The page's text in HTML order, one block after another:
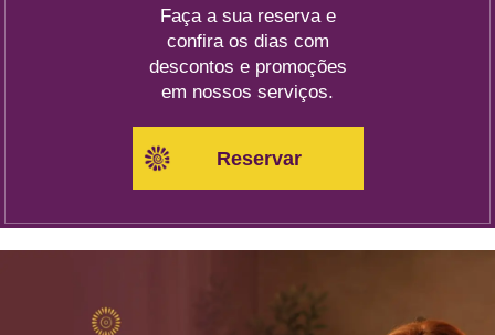
Faça a sua reserva e
confira os dias com
descontos e promoções
em nossos serviços.
Reservar